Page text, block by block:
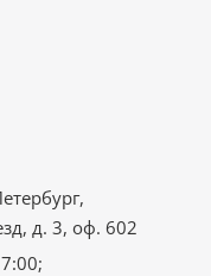
д. 3, оф. 602